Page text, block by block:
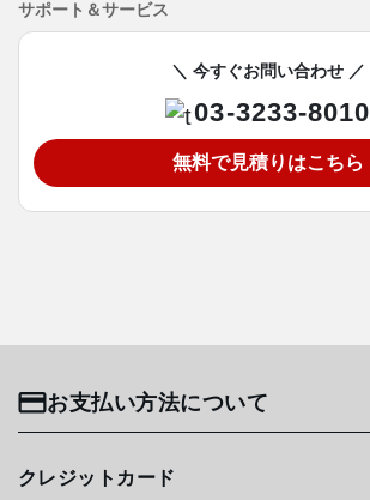
サポート＆サービス
＼ 今すぐお問い合わせ ／
03-3233-8010
無料で見積りはこちら
お支払い方法について
クレジットカード